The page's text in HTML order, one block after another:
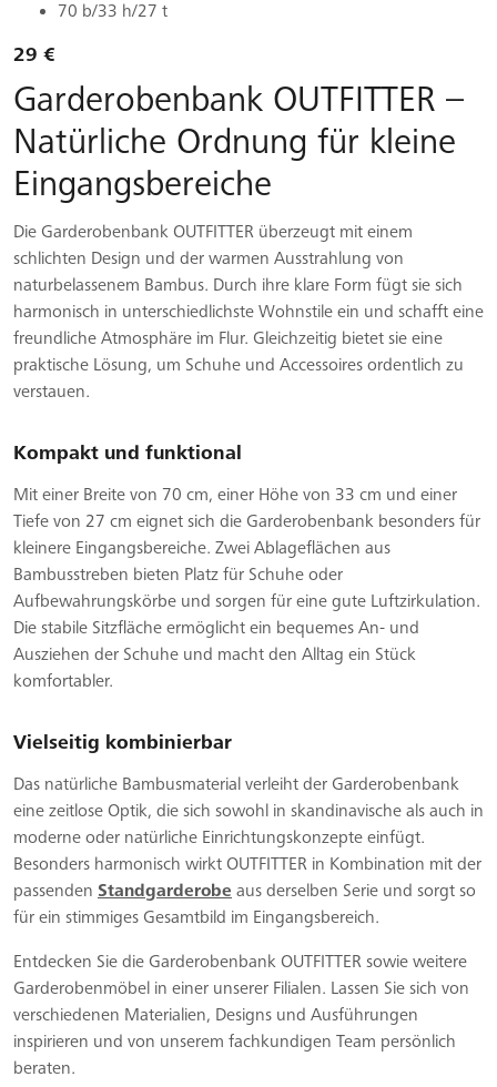
70 b/33 h/27 t
29 €
Garderobenbank OUTFITTER –
Natürliche Ordnung für kleine
Eingangsbereiche
Die Garderobenbank OUTFITTER überzeugt mit einem
schlichten Design und der warmen Ausstrahlung von
naturbelassenem Bambus. Durch ihre klare Form fügt sie sich
harmonisch in unterschiedlichste Wohnstile ein und schafft eine
freundliche Atmosphäre im Flur. Gleichzeitig bietet sie eine
praktische Lösung, um Schuhe und Accessoires ordentlich zu
verstauen.
Kompakt und funktional
Mit einer Breite von 70 cm, einer Höhe von 33 cm und einer
Tiefe von 27 cm eignet sich die Garderobenbank besonders für
kleinere Eingangsbereiche. Zwei Ablageflächen aus
Bambusstreben bieten Platz für Schuhe oder
Aufbewahrungskörbe und sorgen für eine gute Luftzirkulation.
Die stabile Sitzfläche ermöglicht ein bequemes An- und
Ausziehen der Schuhe und macht den Alltag ein Stück
komfortabler.
Vielseitig kombinierbar
Das natürliche Bambusmaterial verleiht der Garderobenbank
eine zeitlose Optik, die sich sowohl in skandinavische als auch in
moderne oder natürliche Einrichtungskonzepte einfügt.
Besonders harmonisch wirkt OUTFITTER in Kombination mit der
passenden Standgarderobe aus derselben Serie und sorgt so
für ein stimmiges Gesamtbild im Eingangsbereich.
Entdecken Sie die Garderobenbank OUTFITTER sowie weitere
Garderobenmöbel in einer unserer Filialen. Lassen Sie sich von
verschiedenen Materialien, Designs und Ausführungen
inspirieren und von unserem fachkundigen Team persönlich
beraten.